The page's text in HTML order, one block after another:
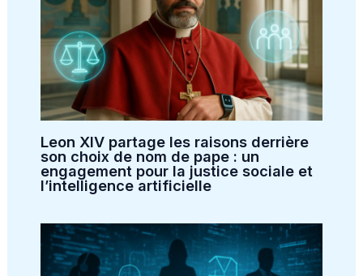
Leon XIV partage les raisons derrière
son choix de nom de pape : un
engagement pour la justice sociale et
l’intelligence artificielle